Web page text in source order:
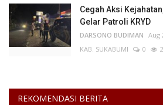
Cegah Aksi
Gelar Patroli KRYD
DARSONO BUDIMAN Aug
KAB. SUKABUMI
0
REKOMENDASI BERITA